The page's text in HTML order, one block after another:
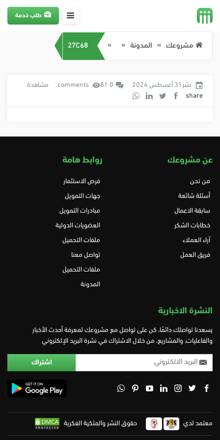
طلب خدمة
مشروعك المدونة 27C68
نشر31 أغسطس 2024 0 comments 81 مشاهدة
share
عن مشروعك
من نحن
أسئلة شائعة
سابقة الاعمال
خطابات الشكر
آراء العملاء
فريق العمل
روابط هامة
فرص الاستثمار
جهات التمويل
مبادرات التمويل
العضويات الدولية
ملفات التحميل
تواصل معنا
ملفات التحميل
المدونة
النشرة الاخبارية
يسعدنا تواصلك دائمًا، كن على تواصل مع مشروعك لمعرفة أحدث الأخبار
والفاعليات، والمشاريع، من خلال الاشتراك في نشرة البريد الإلكتروني
معتمد لدي حقوق النشر والملكية الفكرية